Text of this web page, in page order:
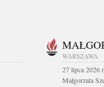
WARSZAWA
27 lipca 2026
Małgorzata